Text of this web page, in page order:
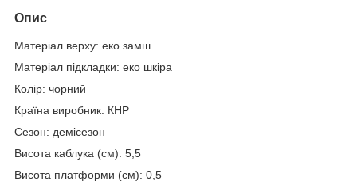
Опис
Матеріал верху: еко замш
Матеріал підкладки: еко шкіра
Колір: чорний
Країна виробник: КНР
Сезон: демісезон
Висота каблука (см): 5,5
Висота платформи (см): 0,5